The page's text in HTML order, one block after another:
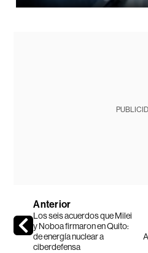
Anterior
Los seis acuerdos que Milei
y Noboa firmaron en Quito:
de energía nuclear a
ciberdefensa